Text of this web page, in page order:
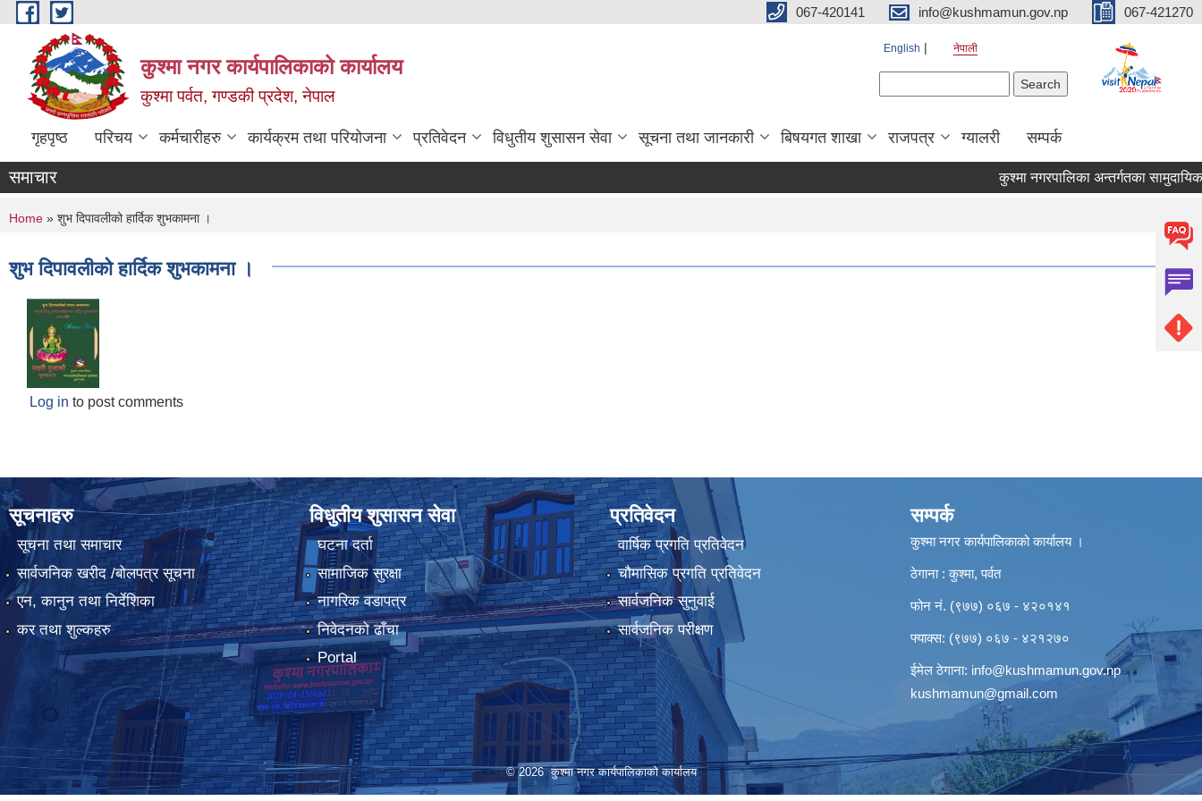
Skip to main content 067-420141 info@kushmamun.gov.np 067-421270
कुश्मा नगर कार्यपालिकाको कार्यालय
कुश्मा पर्वत, गण्डकी प्रदेश, नेपाल
English नेपाली
गृहपृष्ठ परिचय कर्मचारीहरु कार्यक्रम तथा परियोजना प्रतिवेदन विधुतीय शुसासन सेवा सूचना तथा जानकारी बिषयगत शाखा राजपत्र ग्यालरी सम्पर्क
समाचार कुश्मा नगरपालिका अन्तर्गतका सामुदायिक
You are here
Home » शुभ दिपावलीको हार्दिक शुभकामना ।
शुभ दिपावलीको हार्दिक शुभकामना ।
Log in to post comments
सूचनाहरु
सूचना तथा समाचार
सार्वजनिक खरीद /बोलपत्र सूचना
एन, कानुन तथा निर्देशिका
कर तथा शुल्कहरु
विधुतीय शुसासन सेवा
घटना दर्ता
सामाजिक सुरक्षा
नागरिक वडापत्र
निवेदनको ढाँचा
Portal
प्रतिवेदन
वार्षिक प्रगति प्रतिवेदन
चौमासिक प्रगति प्रतिवेदन
सार्वजनिक सुनुवाई
सार्वजनिक परीक्षण
सम्पर्क
कुश्मा नगर कार्यपालिकाको कार्यालय ।
ठेगाना : कुश्मा, पर्वत
फोन नं. (९७७) ०६७ - ४२०१४१
फ्याक्स: (९७७) ०६७ - ४२१२७०
ईमेल ठेगाना: info@kushmamun.gov.np
kushmamun@gmail.com
© 2026 कुश्मा नगर कार्यपालिकाको कार्यालय